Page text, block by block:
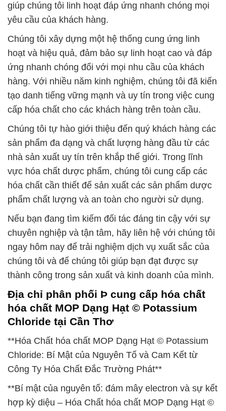
giúp chúng tôi linh hoạt đáp ứng nhanh chóng mọi
yêu cầu của khách hàng.
Chúng tôi xây dựng một hệ thống cung ứng linh
hoạt và hiệu quả, đảm bảo sự linh hoạt cao và đáp
ứng nhanh chóng đối với mọi nhu cầu của khách
hàng. Với nhiều năm kinh nghiệm, chúng tôi đã kiến
tạo danh tiếng vững mạnh và uy tín trong việc cung
cấp hóa chất cho các khách hàng trên toàn cầu.
Chúng tôi tự hào giới thiệu đến quý khách hàng các
sản phẩm đa dạng và chất lượng hàng đầu từ các
nhà sản xuất uy tín trên khắp thế giới. Trong lĩnh
vực hóa chất dược phẩm, chúng tôi cung cấp các
hóa chất cần thiết để sản xuất các sản phẩm dược
phẩm chất lượng và an toàn cho người sử dụng.
Nếu bạn đang tìm kiếm đối tác đáng tin cậy với sự
chuyên nghiệp và tận tâm, hãy liên hệ với chúng tôi
ngay hôm nay để trải nghiệm dịch vụ xuất sắc của
chúng tôi và để chúng tôi giúp bạn đạt được sự
thành công trong sản xuất và kinh doanh của mình.
Địa chỉ phân phối Þ cung cấp hóa chất
hóa chất MOP Dạng Hạt © Potassium
Chloride tại Cần Thơ
**Hóa Chất hóa chất MOP Dạng Hạt © Potassium
Chloride: Bí Mật của Nguyên Tố và Cam Kết từ
Công Ty Hóa Chất Đắc Trường Phát**
**Bí mật của nguyên tố: đám mây electron và sự kết
hợp kỳ diệu – Hóa Chất hóa chất MOP Dạng Hạt ©